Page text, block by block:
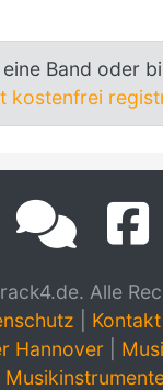
Band oder
kostenfrei
Alle
Kontakt
Hannover